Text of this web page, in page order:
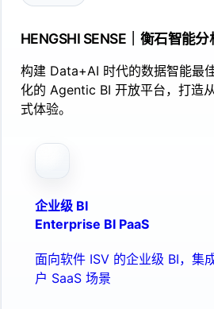
HENGSHI SENSE｜衡石智能
构建 Data+AI 时代的数据智能最
化的 Agentic BI 开放平台，打造
式体验。
企业级 BI
Enterprise BI PaaS
面向软件 ISV 的企业级 BI，集
户 SaaS 场景